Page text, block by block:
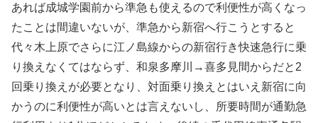
あれば成城学園前から準急も使えるので利便性が高くなっ
たことは間違いないが、準急から新宿へ行こうとすると
代々木上原でさらに江ノ島線からの新宿行き快速急行に乗
り換えなくてはならず、和泉多摩川→喜多見間からだと2
回乗り換えが必要となり、対面乗り換えとはいえ新宿に向
かうのに利便性が高いとは言えないし、所要時間が通勤急